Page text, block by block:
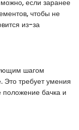
если заранее
чтобы не
из-за
шагом
Это требует умения
положение бачка и